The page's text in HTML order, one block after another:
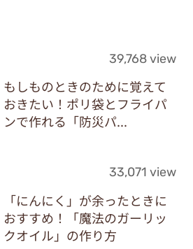
39,768 view
もしものときのために覚えて
おきたい！ポリ袋とフライパ
ンで作れる「防災パ...
33,071 view
「にんにく」が余ったときに
おすすめ！「魔法のガーリッ
クオイル」の作り方